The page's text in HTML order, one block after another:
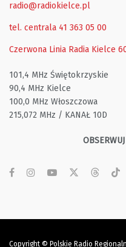
radio@radiokielce.pl
tel. centrala 41 363 05 00
Czerwona Linia Radia Kielce
101,4 MHz Świętokrzyskie
90,4 MHz Kielce
100,0 MHz Włoszczowa
215,072 MHz / KANAŁ 10D
Copyright © Polskie Radio